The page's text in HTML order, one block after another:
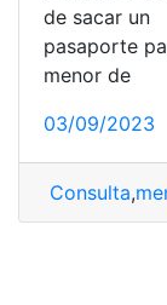
de sacar un
pasaporte
menor de
03/09/2023
Consulta,